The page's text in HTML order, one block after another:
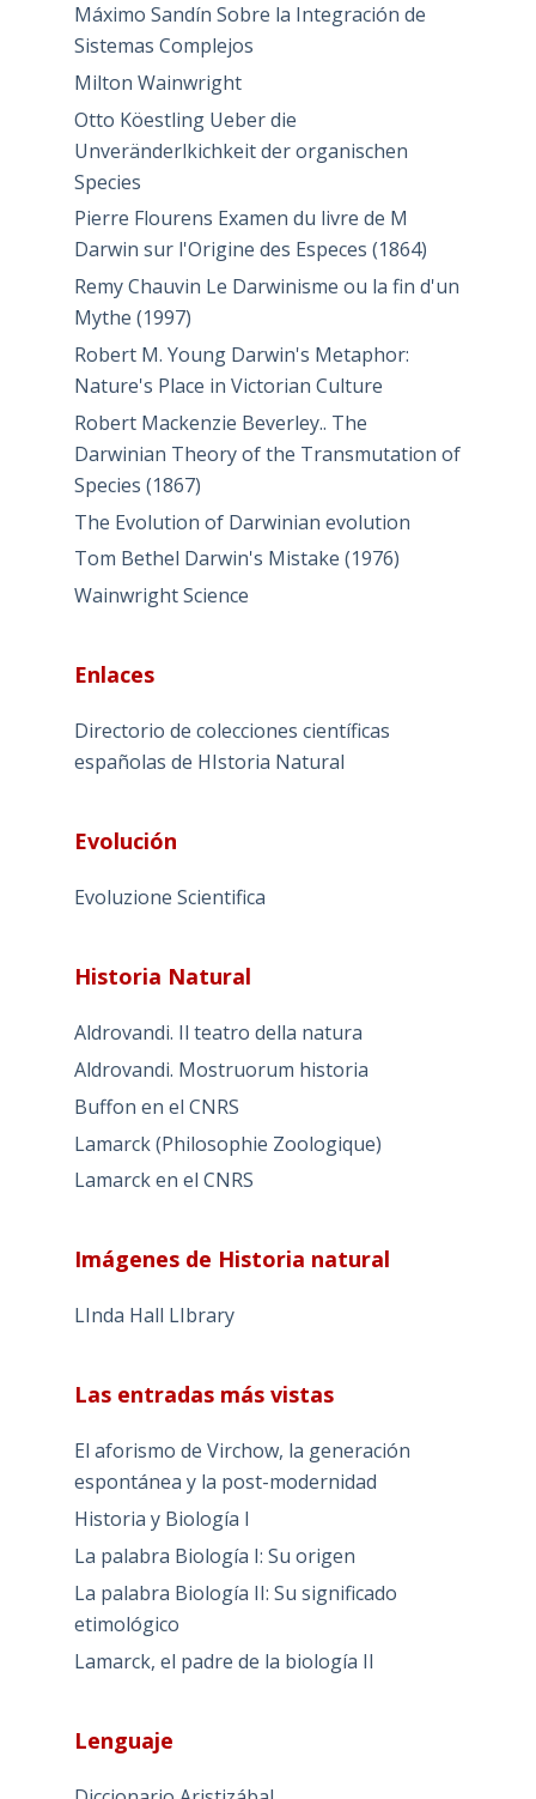
Máximo Sandín Sobre la Integración de
Sistemas Complejos
Milton Wainwright
Otto Köestling Ueber die
Unveränderlkichkeit der organischen
Species
Pierre Flourens Examen du livre de M
Darwin sur l'Origine des Especes (1864)
Remy Chauvin Le Darwinisme ou la fin d'un
Mythe (1997)
Robert M. Young Darwin's Metaphor:
Nature's Place in Victorian Culture
Robert Mackenzie Beverley.. The
Darwinian Theory of the Transmutation of
Species (1867)
The Evolution of Darwinian evolution
Tom Bethel Darwin's Mistake (1976)
Wainwright Science
Enlaces
Directorio de colecciones científicas
españolas de HIstoria Natural
Evolución
Evoluzione Scientifica
Historia Natural
Aldrovandi. Il teatro della natura
Aldrovandi. Mostruorum historia
Buffon en el CNRS
Lamarck (Philosophie Zoologique)
Lamarck en el CNRS
Imágenes de Historia natural
LInda Hall LIbrary
Las entradas más vistas
El aforismo de Virchow, la generación
espontánea y la post-modernidad
Historia y Biología I
La palabra Biología I: Su origen
La palabra Biología II: Su significado
etimológico
Lamarck, el padre de la biología II
Lenguaje